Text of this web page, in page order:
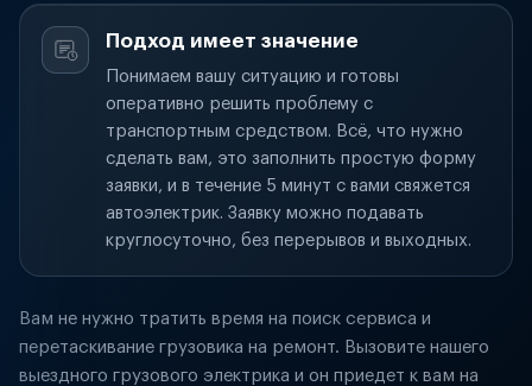
Подход имеет значение
Понимаем вашу ситуацию и готовы
оперативно решить проблему с
транспортным средством. Всё, что нужно
сделать вам, это заполнить простую форму
заявки, и в течение 5 минут с вами свяжется
автоэлектрик. Заявку можно подавать
круглосуточно, без перерывов и выходных.
Вам не нужно тратить время на поиск сервиса и
перетаскивание грузовика на ремонт. Вызовите нашего
выездного грузового электрика и он приедет к вам на